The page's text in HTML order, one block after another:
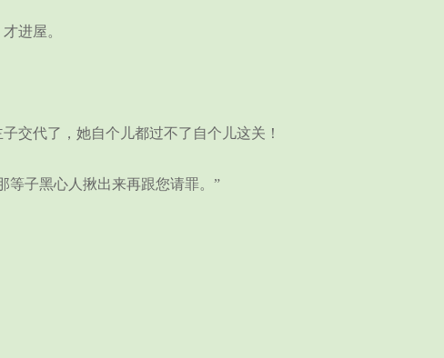
进屋。
代了，她自个儿都过不了自个儿这关！
子黑心人揪出来再跟您请罪。”